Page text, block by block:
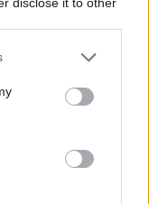
or more Google
You may click to
party tags to
in below Google